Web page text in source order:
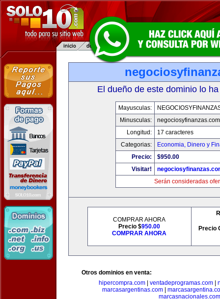
El dueño de este dominio lo
Mayusculas:
Minusculas:
negociosyfinanzas.com
Longitud:
17 caracteres
Categorias:
Economia, Dinero y
Precio:
$950.00
Visitar!
Serán consideradas
COMPRAR AHORA
Precio $950.00
COMPRAR AHORA
Precio
Otros dominios en venta:
hipercompra.com
ventadeprogramas.com
marcasargentinas.com
marcasnacionales.com